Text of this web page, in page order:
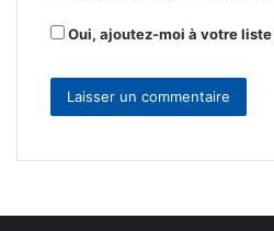
Oui, ajoutez-moi à votre